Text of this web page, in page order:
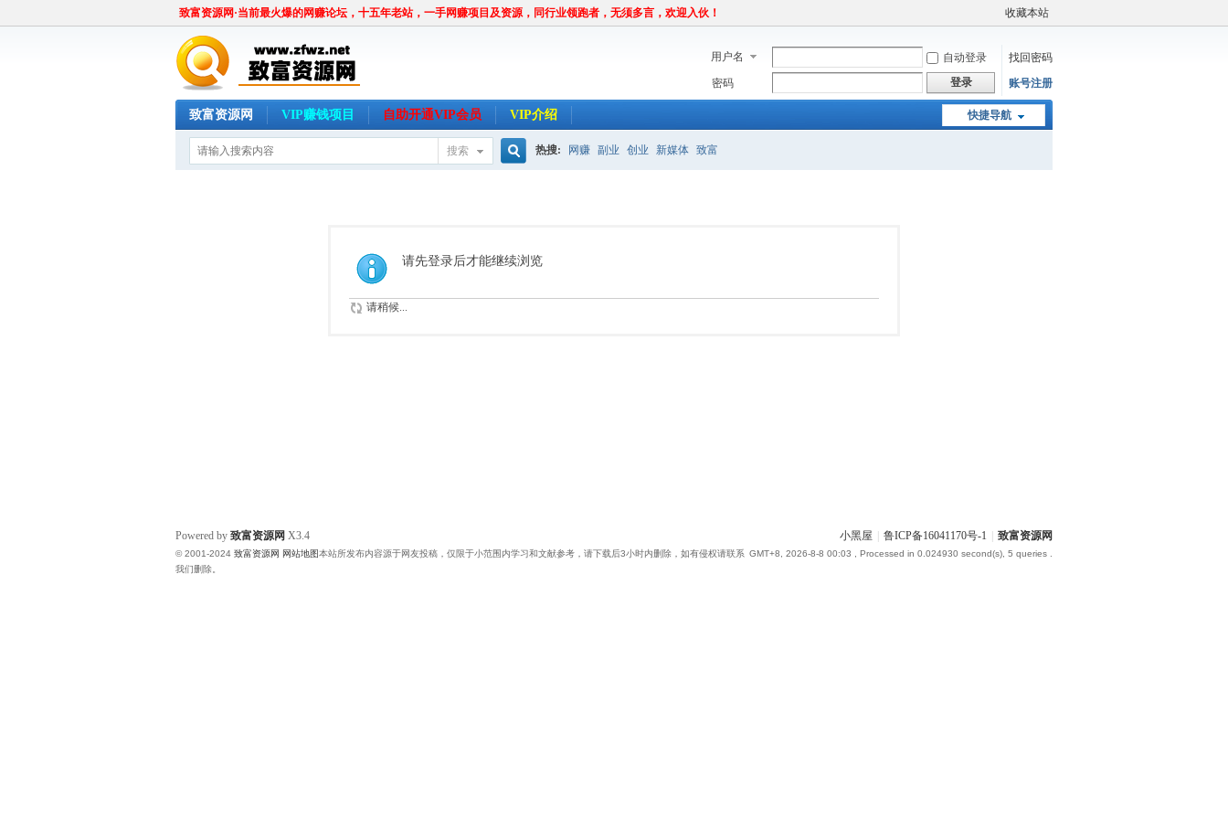
致富资源网·当前最火爆的网赚论坛，十五年老站，一手网赚项目及资源，同行业领跑者，无须多言，欢迎入伙！ 收藏本站
用户名 自动登录
找回密码
密码
登录 账号注册
快捷导航
致富资源网 VIP赚钱项目 自助开通VIP会员 VIP介绍
搜索
索
热搜: 网赚 副业 创业 新媒体 致富
请先登录后才能继续浏览
请稍候...
小黑屋 鲁ICP备16041170号-1 致富资源网
GMT+8, 2026-8-8 00:03 , Processed in 0.024930 second(s), 5 queries .
Powered by 致富资源网 X3.4
© 2001-2024 致富资源网 网站地图本站所发布内容源于网友投稿，仅限于小范围内学习和文献参考，请下载后3小时内删除，如有侵权请联系
我们删除。